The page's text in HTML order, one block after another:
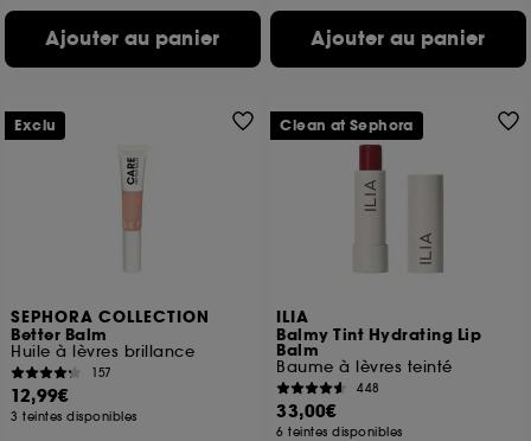
Ajouter au panier Ajouter au panier
SEPHORA COLLECTION
Better Balm
Huile à lèvres brillance
157
12,99€
3 teintes disponibles
Exclu
ILIA
Balmy Tint Hydrating Lip
Balm
Baume à lèvres teinté
448
33,00€
6 teintes disponibles
Clean at Sephora